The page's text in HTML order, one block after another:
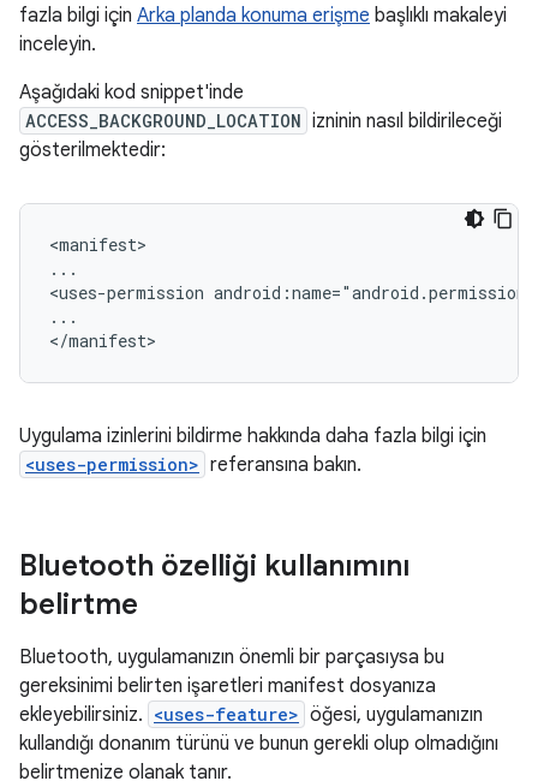
fazla bilgi için Arka planda konuma erişme başlıklı makaleyi
inceleyin.
Aşağıdaki kod snippet'inde
ACCESS_BACKGROUND_LOCATION izninin nasıl bildirileceği
gösterilmektedir:
<manifest>
...
<uses-permission
...
Uygulama izinlerini bildirme hakkında daha fazla bilgi için
<uses-permission> referansına bakın.
Bluetooth özelliği kullanımını
belirtme
Bluetooth, uygulamanızın önemli bir parçasıysa bu
gereksinimi belirten işaretleri manifest dosyanıza
ekleyebilirsiniz. <uses-feature> öğesi, uygulamanızın
kullandığı donanım türünü ve bunun gerekli olup olmadığını
belirtmenize olanak tanır.